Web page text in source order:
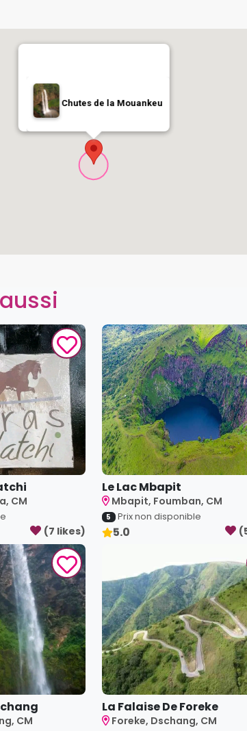
Chutes de la Mouankeu
CM
(7 likes)
Le Lac Mbapit
Mbapit, Foumban, CM
5 Prix non disponible
5.0 (
CM
La Falaise De Foreke
Foreke, Dschang, CM